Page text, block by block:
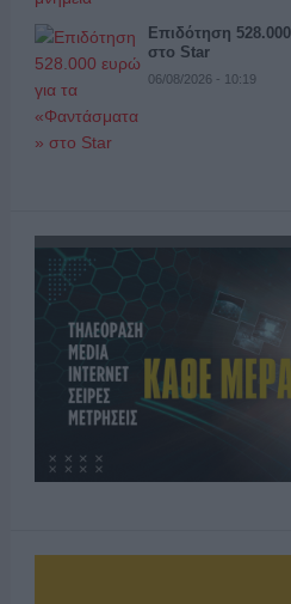
Επιδότηση
στο Star
06/08/2026 - 10:19